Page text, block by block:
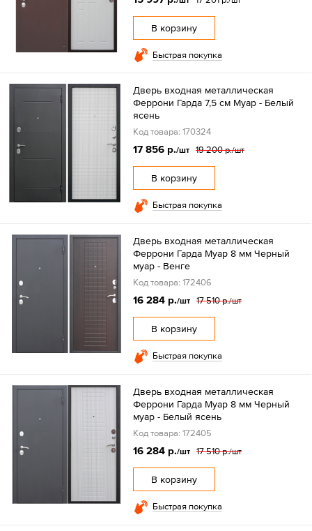
В корзину
Быстрая покупка
Дверь входная металлическая
Феррони Гарда 7,5 см Муар - Белый
ясень
Код товара: 170324
17 856 р./шт 19 200 р./шт
В корзину
Быстрая покупка
Дверь входная металлическая
Феррони Гарда Муар 8 мм Черный
муар - Венге
Код товара: 172406
16 284 р./шт 17 510 р./шт
В корзину
Быстрая покупка
Дверь входная металлическая
Феррони Гарда Муар 8 мм Черный
муар - Белый ясень
Код товара: 172405
16 284 р./шт 17 510 р./шт
В корзину
Быстрая покупка